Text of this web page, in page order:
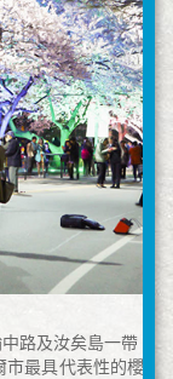
路及汝矣島一帶
最具代表性的櫻花